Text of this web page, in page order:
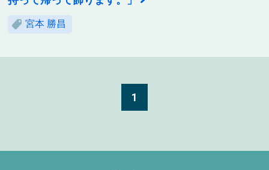
宮本 勝昌
1